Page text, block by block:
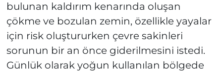
bulunan kaldırım kenarında oluşan
çökme ve bozulan zemin, özellikle yayalar
için risk oluştururken çevre sakinleri
sorunun bir an önce giderilmesini istedi.
Günlük olarak yoğun kullanılan bölgede